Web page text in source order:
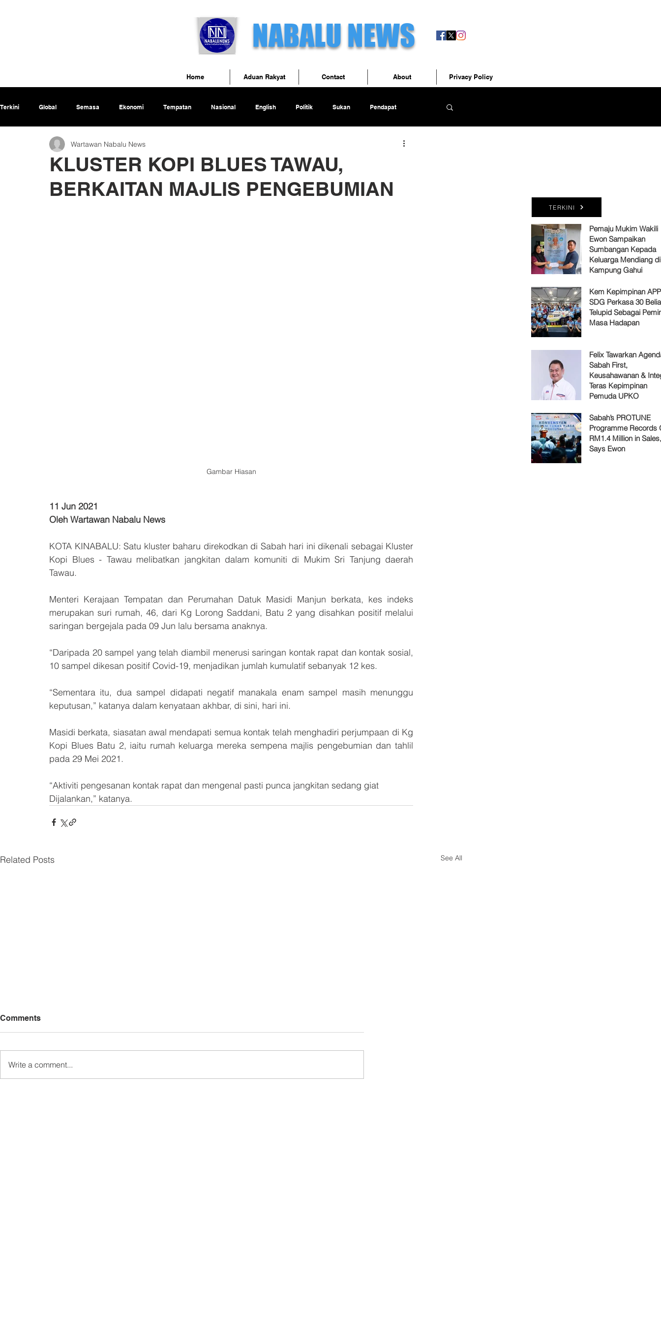
NABALU NEWS
Terkini Global Semasa Ekonomi Tempatan Nasional English Politik Sukan Pendapat
KLUSTER KOPI BLUES TAWAU,
BERKAITAN MAJLIS PENGEBUMIAN
Wartawan Nabalu News
Gambar Hiasan
11 Jun 2021
Oleh Wartawan Nabalu News
KOTA KINABALU: Satu kluster baharu direkodkan di Sabah hari ini dikenali sebagai Kluster
Kopi Blues - Tawau melibatkan jangkitan dalam komuniti di Mukim Sri Tanjung daerah
Tawau.
Menteri Kerajaan Tempatan dan Perumahan Datuk Masidi Manjun berkata, kes indeks
merupakan suri rumah, 46, dari Kg Lorong Saddani, Batu 2 yang disahkan positif melalui
saringan bergejala pada 09 Jun lalu bersama anaknya.
“Daripada 20 sampel yang telah diambil menerusi saringan kontak rapat dan kontak sosial,
10 sampel dikesan positif Covid-19, menjadikan jumlah kumulatif sebanyak 12 kes.
“Sementara itu, dua sampel didapati negatif manakala enam sampel masih menunggu
keputusan,” katanya dalam kenyataan akhbar, di sini, hari ini.
Masidi berkata, siasatan awal mendapati semua kontak telah menghadiri perjumpaan di Kg
Kopi Blues Batu 2, iaitu rumah keluarga mereka sempena majlis pengebumian dan tahlil
pada 29 Mei 2021.
“Aktiviti pengesanan kontak rapat dan mengenal pasti punca jangkitan sedang giat
Dijalankan,” katanya.
Related Posts See All
Comments
Write a comment...
TERKINI
Pemaju Mukim Wakili
Ewon Sampaikan
Sumbangan Kepada
Keluarga Mendiang di
Kampung Gahui
Kem Kepimpinan
SDG Perkasa 30 Belia
Telupid Sebagai
Masa Hadapan
Felix Tawarkan Agenda
Sabah First,
Keusahawanan &
Teras Kepimpinan
Pemuda UPKO
Sabah’s PROTUNE
Programme Records
RM1.4 Million in Sales,
Says Ewon
Home Aduan Rakyat Contact About Privacy Policy